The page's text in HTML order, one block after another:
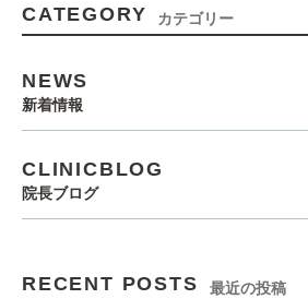
CATEGORY カテゴリー
NEWS
新着情報
CLINICBLOG
院長ブログ
RECENT POSTS 最近の投稿